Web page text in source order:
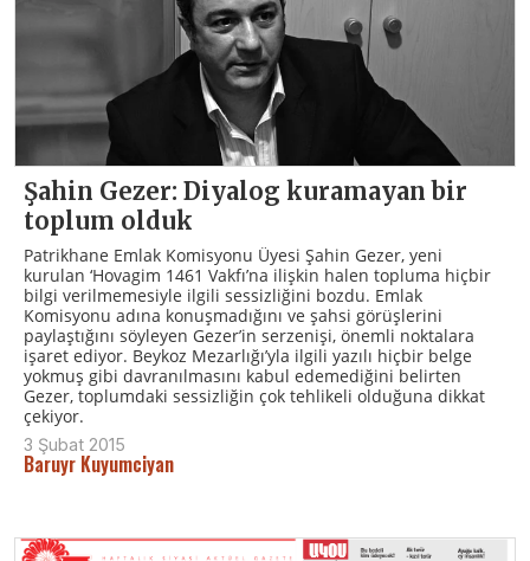
Şahin Gezer: Diyalog kuramayan bir
toplum olduk
Patrikhane Emlak Komisyonu Üyesi Şahin Gezer, yeni
kurulan ‘Hovagim 1461 Vakfı’na ilişkin halen topluma hiçbir
bilgi verilmemesiyle ilgili sessizliğini bozdu. Emlak
Komisyonu adına konuşmadığını ve şahsi görüşlerini
paylaştığını söyleyen Gezer’in serzenişi, önemli noktalara
işaret ediyor. Beykoz Mezarlığı’yla ilgili yazılı hiçbir belge
yokmuş gibi davranılmasını kabul edemediğini belirten
Gezer, toplumdaki sessizliğin çok tehlikeli olduğuna dikkat
çekiyor.
3 Şubat 2015
Baruyr Kuyumciyan